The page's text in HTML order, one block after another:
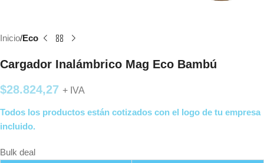
Inicio Eco
Cargador Inalámbrico Mag Eco Bambú
$28.824,27 + IVA
Todos los productos están cotizados con el logo de tu empresa
incluido.
Bulk deal